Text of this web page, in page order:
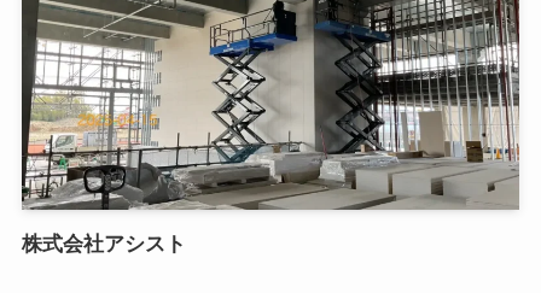
株式会社アシスト